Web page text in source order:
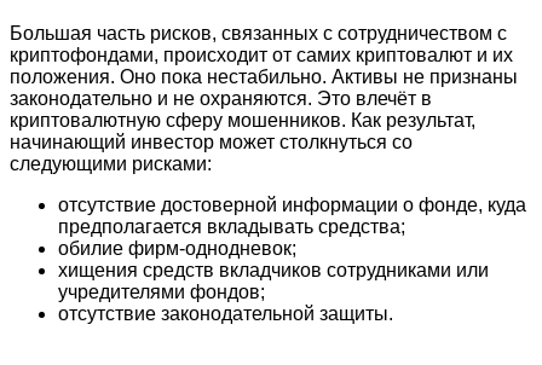
Большая часть рисков, связанных с сотрудничеством с
криптофондами, происходит от самих криптовалют и их
положения. Оно пока нестабильно. Активы не признаны
законодательно и не охраняются. Это влечёт в
криптовалютную сферу мошенников. Как результат,
начинающий инвестор может столкнуться со
следующими рисками:
отсутствие достоверной информации о фонде, куда
предполагается вкладывать средства;
обилие фирм-однодневок;
хищения средств вкладчиков сотрудниками или
учредителями фондов;
отсутствие законодательной защиты.